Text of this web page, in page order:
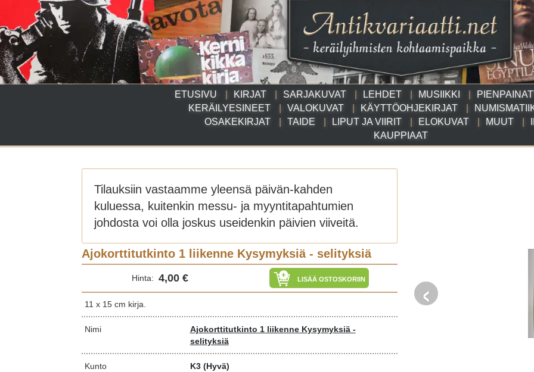
ETUSIVU KIRJAT SARJAKUVAT LEHDET MUSIIKKI
KERÄILYESINEET
VALOKUVAT KÄYTTÖOHJEKIRJAT
OSAKEKIRJAT
TAIDE LIPUT JA VIIRIT ELOKUVAT MUUT
KAUPPIAAT
Tilauksiin vastaamme yleensä päivän-kahden
kuluessa, kuitenkin messu- ja myyntitapahtumien
johdosta voi olla joskus useidenkin päivien viiveitä.
Ajokorttitutkinto 1 liikenne Kysymyksiä - selityksiä
‹
Hinta: 4,00 € LISÄÄ OSTOSKORIIN
11 x 15 cm kirja.
Nimi
Ajokorttitutkinto 1 liikenne Kysymyksiä -
selityksiä
Kunto K3 (Hyvä)